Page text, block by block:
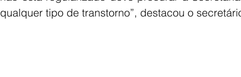
qualquer tipo de transtorno”, destacou o